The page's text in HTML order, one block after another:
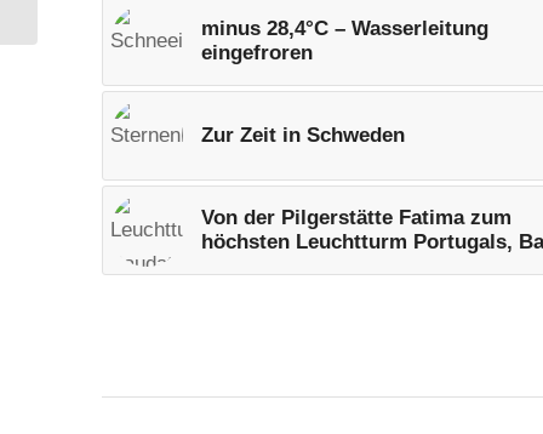
minus 28,4°C – Wasserleitung
eingefroren
Zur Zeit in Schweden
Von der Pilgerstätte Fatima zum
höchsten Leuchtturm Portugals,